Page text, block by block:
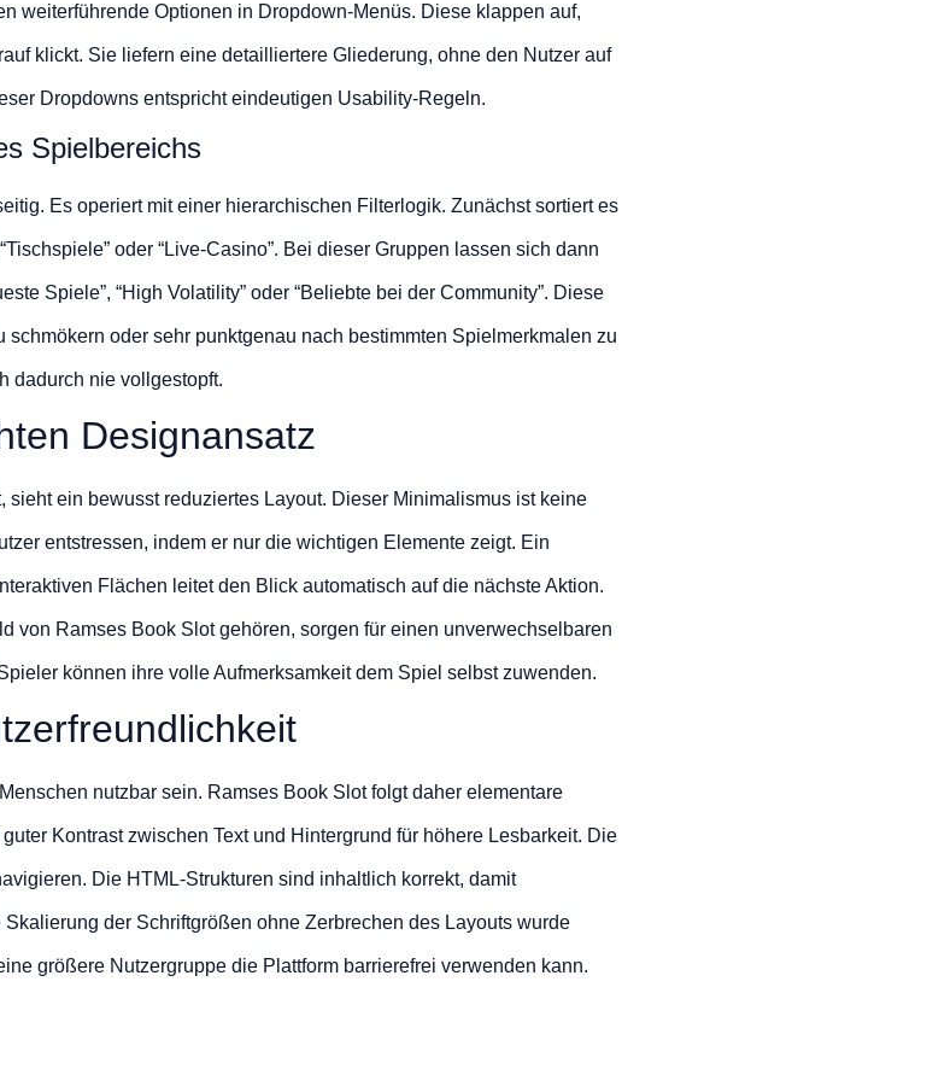
weiterführende Optionen in Dropdown-Menüs. Diese klappen auf,
klickt. Sie liefern eine detailliertere Gliederung, ohne den Nutzer auf
Dropdowns entspricht eindeutigen Usability-Regeln.
Spielbereichs
Es operiert mit einer hierarchischen Filterlogik. Zunächst sortiert es
oder “Live-Casino”. Bei dieser Gruppen lassen sich dann
Spiele”, “High Volatility” oder “Beliebte bei der Community”. Diese
oder sehr punktgenau nach bestimmten Spielmerkmalen zu
dadurch nie vollgestopft.
Designansatz
sieht ein bewusst reduziertes Layout. Dieser Minimalismus ist keine
entstressen, indem er nur die wichtigen Elemente zeigt. Ein
Flächen leitet den Blick automatisch auf die nächste Aktion.
von Ramses Book Slot gehören, sorgen für einen unverwechselbaren
können ihre volle Aufmerksamkeit dem Spiel selbst zuwenden.
nutzbar sein. Ramses Book Slot folgt daher elementare
Kontrast zwischen Text und Hintergrund für höhere Lesbarkeit. Die
Die HTML-Strukturen sind inhaltlich korrekt, damit
der Schriftgrößen ohne Zerbrechen des Layouts wurde
größere Nutzergruppe die Plattform barrierefrei verwenden kann.